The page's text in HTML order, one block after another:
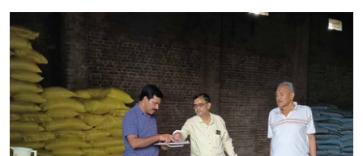
धर्म
लाइफस्टाइल
टेक